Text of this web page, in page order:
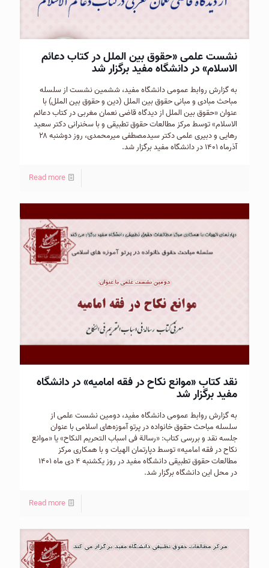
نشست علمی «حقوق بین الملل در کتاب دعائم
الاسلام» در دانشگاه مفید برگزار شد
به گزارش روابط عمومی دانشگاه مفید، ششمین نشست از سلسله
مباحث مبادی و مبانی حقوق بین الملل (دین و حقوق بین الملل) با
عنوان «حقوق بین الملل از دیدگاه قاضی نعمان مغربی در کتاب دعائم
الاسلام» توسط مرکز مطالعات حقوق تطبیقی و با سخنرانی دکتر سعید
رهایی و دبیری علمی دکتر سیدمصطفی میرمحمدی، روز دوشنبه ۲۸
آذرماه ۱۴۰۱ در دانشگاه مفید برگزار شد.
Read more
نقد کتاب «موانع نکاح در فقه امامیه» در دانشگاه
مفید برگزار شد
به گزارش روابط عمومی دانشگاه مفید، دومین نشست علمی از
سلسله مباحث حقوق خانواده در پرتو آموزه‌های اسلامی با عنوان
جلسه نقد و بررسی کتاب: «رسالة فی اسباب التحریم النکاح» یا «موانع
نکاح در فقه امامیه» توسط دپارتمان الهیات و با همکاری مرکز
مطالعات حقوق تطبیقی دانشگاه مفید در روز یکشنبه ۴ دی ماه ۱۴۰۱
در محل این دانشگاه برگزار شد.
Read more